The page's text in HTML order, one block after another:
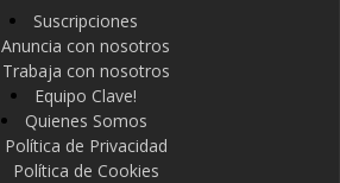
Suscripciones
Anuncia con nosotros
Trabaja con nosotros
Equipo Clave!
Quienes Somos
Política de Privacidad
Política de Cookies